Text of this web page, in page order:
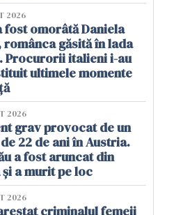
2026
fost omorâtă Daniela
găsită în lada
Procurorii italieni i-au
ultimele momente
2026
grav provocat de un
22 de ani în Austria.
a fost aruncat din
și a murit pe loc
2026
criminalul femeii